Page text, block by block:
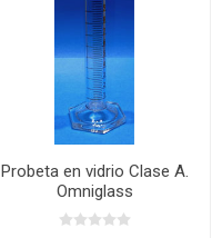
Probeta en vidrio Clase A.
Omniglass